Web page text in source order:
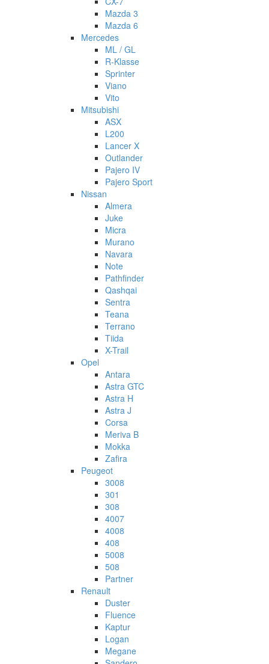
Mazda 3
Mazda 6
Mercedes
ML / GL
R-Klasse
Sprinter
Viano
Vito
Mitsubishi
ASX
L200
Lancer X
Outlander
Pajero IV
Pajero Sport
Nissan
Almera
Juke
Micra
Murano
Navara
Note
Pathfinder
Qashqai
Sentra
Teana
Terrano
Tiida
X-Trail
Opel
Antara
Astra GTC
Astra H
Astra J
Corsa
Meriva B
Mokka
Zafira
Peugeot
3008
301
308
4007
4008
408
5008
508
Partner
Renault
Duster
Fluence
Kaptur
Logan
Megane